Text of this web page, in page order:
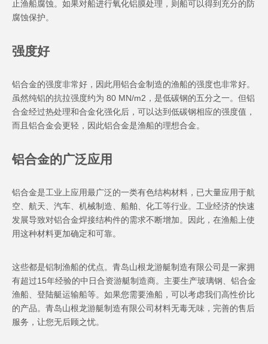
止渔船腐蚀。如果对船进行氧化铝膜处理，则船可以得到充分的防
腐蚀保护。
强度好
铝合金的强度非常好，因此用铝合金制造的渔船的强度也非常好。
虽然纯铝的抗拉强度约为 80 MN/m2，是低碳钢的五分之一。但铝
合金经过热处理和合金化强化后，可以达到低碳钢相应的强度值，
而且铝合金会更轻，因此铝合金是渔船的理想合金。
铝合金的广泛应用
铝合金是工业上应用最广泛的一类有色结构材料，已大量应用于航
空、航天、汽车、机械制造、船舶、化工等行业。工业经济的快速
发展导致对铝合金焊接结构件的需求不断增加。因此，在渔船上使
用这种材料更加确定和可靠。
这些都是铝制渔船的优点。青岛山根龙游艇制造有限公司是一家拥
有超过15年经验的中日合资游艇制造商。主要生产玻璃钢、铝合金
渔船、登陆艇运输船等。如果您需要渔船，可以考虑我们高性价比
的产品。青岛山根龙游艇制造有限公司材料无毒无味，完善的售后
服务，让您无后顾之忧。